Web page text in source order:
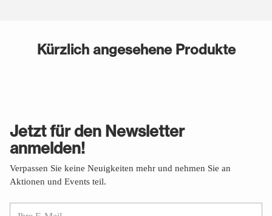
Kürzlich angesehene Produkte
Jetzt für den Newsletter
anmelden!
Verpassen Sie keine Neuigkeiten mehr und nehmen Sie an
Aktionen und Events teil.